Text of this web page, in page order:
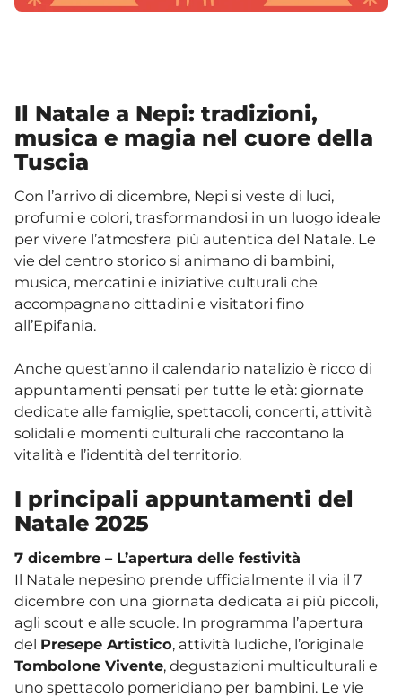
Il Natale a Nepi: tradizioni,
musica e magia nel cuore della
Tuscia
Con l’arrivo di dicembre, Nepi si veste di luci,
profumi e colori, trasformandosi in un luogo ideale
per vivere l’atmosfera più autentica del Natale. Le
vie del centro storico si animano di bambini,
musica, mercatini e iniziative culturali che
accompagnano cittadini e visitatori fino
all’Epifania.
Anche quest’anno il calendario natalizio è ricco di
appuntamenti pensati per tutte le età: giornate
dedicate alle famiglie, spettacoli, concerti, attività
solidali e momenti culturali che raccontano la
vitalità e l’identità del territorio.
I principali appuntamenti del
Natale 2025
7 dicembre – L’apertura delle festività
Il Natale nepesino prende ufficialmente il via il 7
dicembre con una giornata dedicata ai più piccoli,
agli scout e alle scuole. In programma l’apertura
del Presepe Artistico, attività ludiche, l’originale
Tombolone Vivente, degustazioni multiculturali e
uno spettacolo pomeridiano per bambini. Le vie